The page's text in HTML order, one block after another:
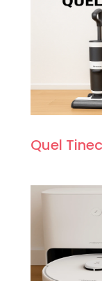
Quel